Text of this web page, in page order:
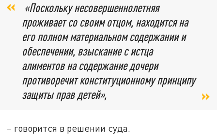
«Поскольку несовершеннолетняя
проживает со своим отцом, находится на
его полном материальном содержании и
обеспечении, взыскание с истца
алиментов на содержание дочери
противоречит конституционному принципу
защиты прав детей»,
– говорится в решении суда.